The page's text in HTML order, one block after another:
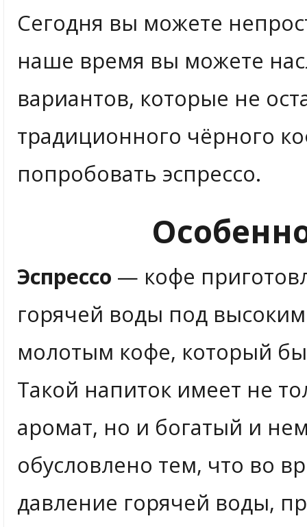
Сегодня вы можете
наше время вы можете
вариантов, которые не
традиционного чёрного
попробовать эспрессо.
Эспрессо — кофе
горячей воды под
молотым кофе, который
Такой напиток имеет не
аромат, но и богатый и
обусловлено тем, что во
давление горячей воды,